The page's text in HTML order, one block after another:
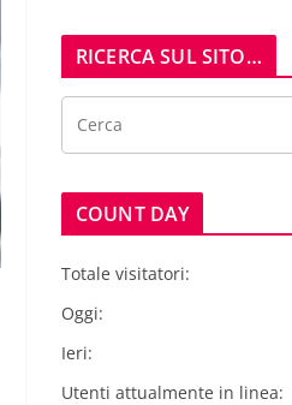
RICERCA SUL SITO…
COUNT DAY
Totale visitatori:
Oggi:
Ieri:
Utenti attualmente in linea: